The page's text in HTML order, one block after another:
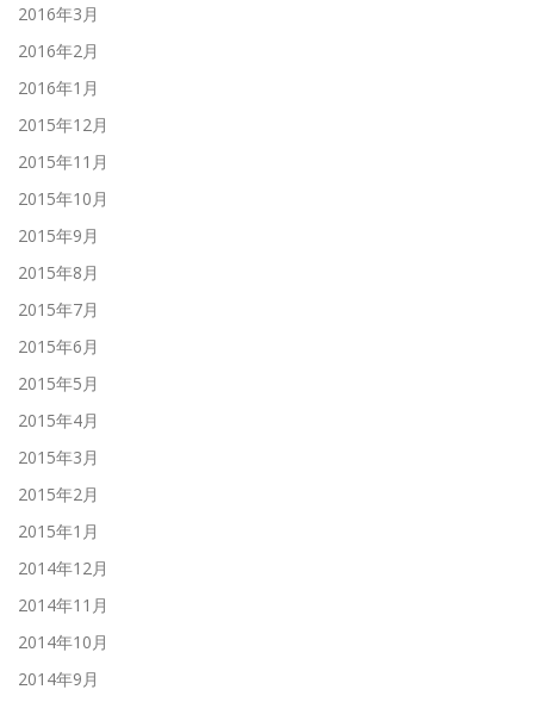
2016年3月
2016年2月
2016年1月
2015年12月
2015年11月
2015年10月
2015年9月
2015年8月
2015年7月
2015年6月
2015年5月
2015年4月
2015年3月
2015年2月
2015年1月
2014年12月
2014年11月
2014年10月
2014年9月